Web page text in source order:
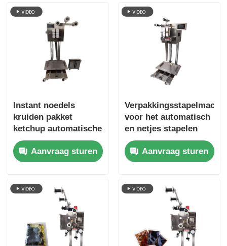
industrie
Instant noedels
kruiden pakket
ketchup automatische
zak stapelmachine
om secundaire
vervuiling te
Aanvraag sturen
voor het automatisch
en netjes stapelen
van kruiden zonder
handmatig stapelen
Aanvraag sturen